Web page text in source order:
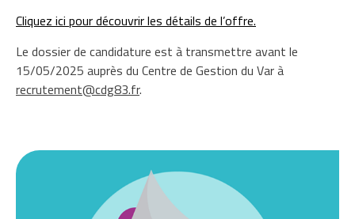
Cliquez ici pour découvrir les détails de l’offre.
Le dossier de candidature est à transmettre avant le
15/05/2025 auprès du Centre de Gestion du Var à
recrutement@cdg83.fr.